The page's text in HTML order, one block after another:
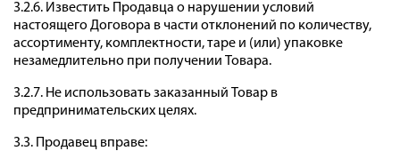
3.2.6. Известить Продавца о нарушении условий
настоящего Договора в части отклонений по количеству,
ассортименту, комплектности, таре и (или) упаковке
незамедлительно при получении Товара.
3.2.7. Не использовать заказанный Товар в
предпринимательских целях.
3.3. Продавец вправе: